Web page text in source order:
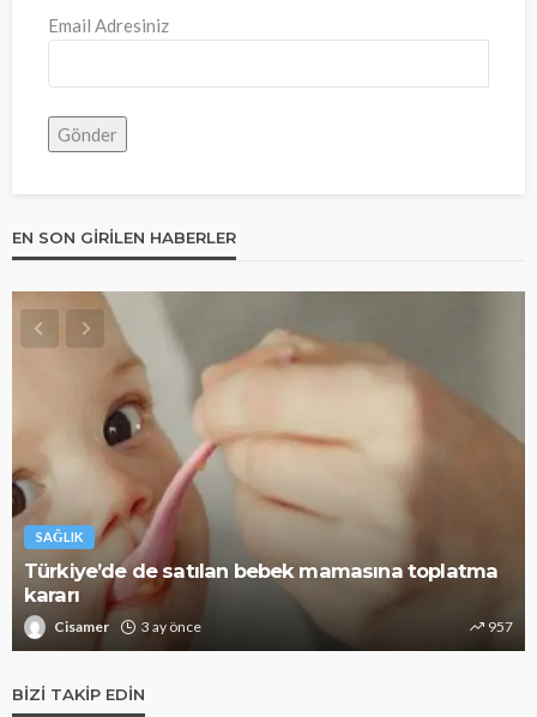
Email Adresiniz
EN SON GIRILEN HABERLER
SAĞLIK
Alzheimer riskini azaltıyor: Bunu mutlaka deneyin
Cisamer 3 ay önce 1.3k
BIZI TAKIP EDIN